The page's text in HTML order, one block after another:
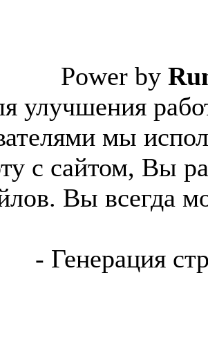
Power by
улучшения
мы
с сайтом, Вы
Вы всегда
- Генерация